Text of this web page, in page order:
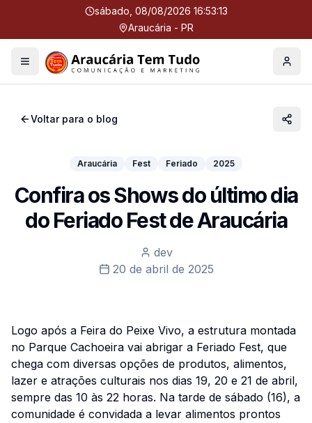
sábado, 08/08/2026 16:53:13
Araucária - PR
Menu Perfil
Voltar para o blog
Araucária Fest Feriado 2025
Confira os Shows do último dia
do Feriado Fest de Araucária
dev
20 de abril de 2025
Logo após a Feira do Peixe Vivo, a estrutura montada
no Parque Cachoeira vai abrigar a Feriado Fest, que
chega com diversas opções de produtos, alimentos,
lazer e atrações culturais nos dias 19, 20 e 21 de abril,
sempre das 10 às 22 horas. Na tarde de sábado (16), a
comunidade é convidada a levar alimentos prontos